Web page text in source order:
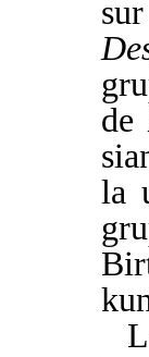
de
la